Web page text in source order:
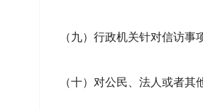
（九）行政机关针对信访
（十）对公民、法人或者其